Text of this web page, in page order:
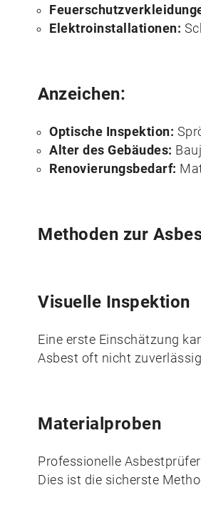
Elektroinstallationen:
Anzeichen:
Optische Inspektion:
Alter des Gebäudes:
Renovierungsbedarf:
Methoden zur
Visuelle Inspektion
Eine erste Einschätzung
Asbest oft nicht
Materialproben
Professionelle
Dies ist die sicherste